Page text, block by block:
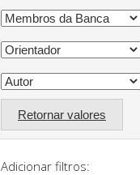
Retornar valores
Adicionar filtros: